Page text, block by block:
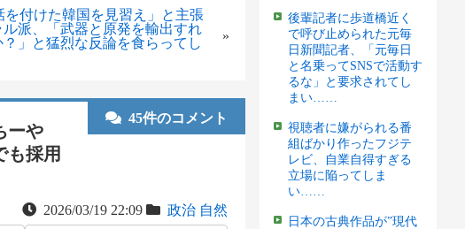
を付けた韓国を見習え」と主張
派、「武器と原発を輸出すれ
」と猛烈な反論を食らってし
»
45件のコメント
ーや
も採用
2026/03/19 22:09 政治 自然
後輩記者に歩道橋近く
で呼び止められた元毎
日新聞記者、「元毎日
と名乗ってSNSで活動す
るな」と要求されてし
まい……
視聴者に嫌がられる番
組ばかり作ったフジテ
レビ、自業自得すぎる
立場に陥ってしま
い……
日本の古典作品が”現代